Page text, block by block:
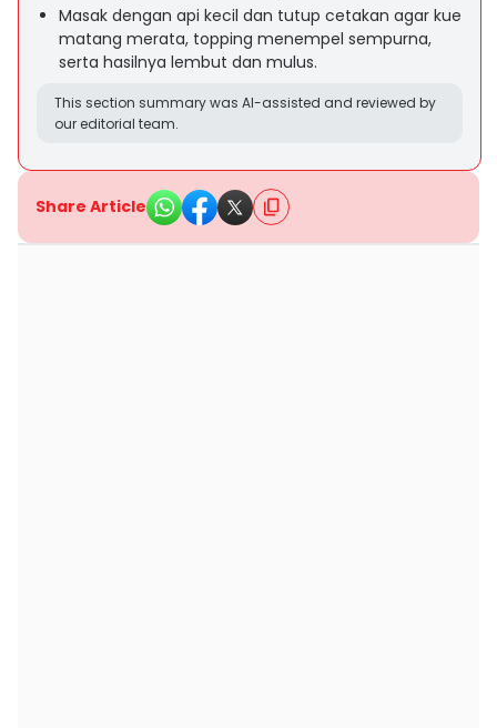
Masak dengan api kecil dan tutup cetakan agar kue
matang merata, topping menempel sempurna,
serta hasilnya lembut dan mulus.
This section summary was AI-assisted and reviewed by
our editorial team.
Share Article